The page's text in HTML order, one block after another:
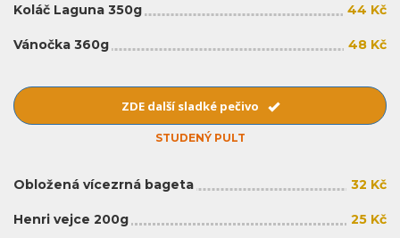
Koláč Laguna 350g 44 Kč
Vánočka 360g 48 Kč
ZDE další sladké pečivo
STUDENÝ PULT
Obložená vícezrná bageta 32 Kč
Henri vejce 200g 25 Kč